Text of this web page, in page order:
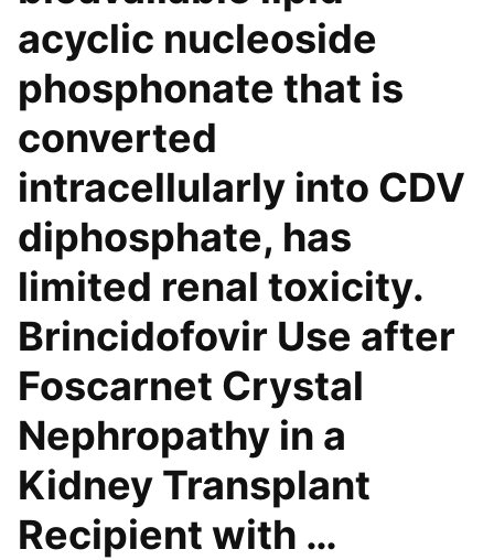
acyclic nucleoside
phosphonate that is
converted
intracellularly into CDV
diphosphate, has
limited renal toxicity.
Brincidofovir Use after
Foscarnet Crystal
Nephropathy in a
Kidney Transplant
Recipient with …